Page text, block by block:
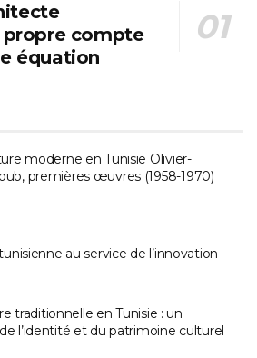
propre compte
équation
moderne en Tunisie Olivier-
premières œuvres (1958-1970)
au service de l’innovation
traditionnelle en Tunisie : un
l’identité et du patrimoine culturel